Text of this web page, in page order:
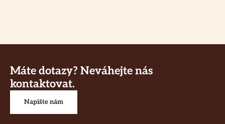
Máte dotazy? Neváhejte nás
kontaktovat.
Napište nám